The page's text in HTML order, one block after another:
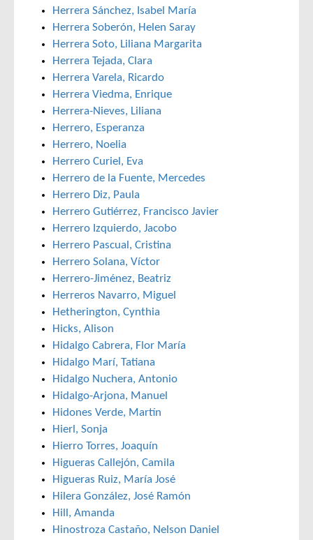
Herrera Sánchez, Isabel María
Herrera Soberón, Helen Saray
Herrera Soto, Liliana Margarita
Herrera Tejada, Clara
Herrera Varela, Ricardo
Herrera Viedma, Enrique
Herrera-Nieves, Liliana
Herrero, Esperanza
Herrero, Noelia
Herrero Curiel, Eva
Herrero de la Fuente, Mercedes
Herrero Diz, Paula
Herrero Gutiérrez, Francisco Javier
Herrero Izquierdo, Jacobo
Herrero Pascual, Cristina
Herrero Solana, Víctor
Herrero-Jiménez, Beatriz
Herreros Navarro, Miguel
Hetherington, Cynthia
Hicks, Alison
Hidalgo Cabrera, Flor María
Hidalgo Marí, Tatiana
Hidalgo Nuchera, Antonio
Hidalgo-Arjona, Manuel
Hidones Verde, Martín
Hierl, Sonja
Hierro Torres, Joaquín
Higueras Callejón, Camila
Higueras Ruiz, María José
Hilera González, José Ramón
Hill, Amanda
Hinostroza Castaño, Nelson Daniel